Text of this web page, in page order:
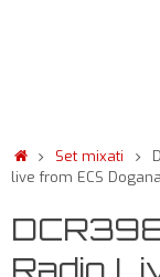
Set mixati
live from ECS
Radio